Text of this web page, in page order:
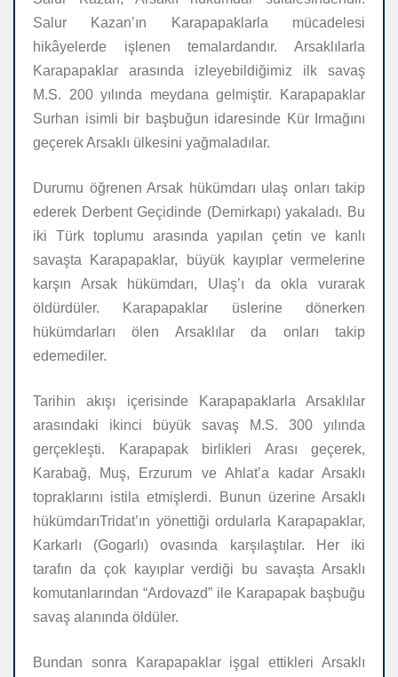
Salur Kazan’ın Karapapaklarla mücadelesi
hikâyelerde işlenen temalardandır. Arsaklılarla
Karapapaklar arasında izleyebildiğimiz ilk savaş
M.S. 200 yılında meydana gelmiştir. Karapapaklar
Surhan isimli bir başbuğun idaresinde Kür Irmağını
geçerek Arsaklı ülkesini yağmaladılar.
Durumu öğrenen Arsak hükümdarı ulaş onları takip
ederek Derbent Geçidinde (Demirkapı) yakaladı. Bu
iki Türk toplumu arasında yapılan çetin ve kanlı
savaşta Karapapaklar, büyük kayıplar vermelerine
karşın Arsak hükümdarı, Ulaş’ı da okla vurarak
öldürdüler. Karapapaklar üslerine dönerken
hükümdarları ölen Arsaklılar da onları takip
edemediler.
Tarihin akışı içerisinde Karapapaklarla Arsaklılar
arasındaki ikinci büyük savaş M.S. 300 yılında
gerçekleşti. Karapapak birlikleri Arası geçerek,
Karabağ, Muş, Erzurum ve Ahlat’a kadar Arsaklı
topraklarını istila etmişlerdi. Bunun üzerine Arsaklı
hükümdarıTridat’ın yönettiği ordularla Karapapaklar,
Karkarlı (Gogarlı) ovasında karşılaştılar. Her iki
tarafın da çok kayıplar verdiği bu savaşta Arsaklı
komutanlarından “Ardovazd” ile Karapapak başbuğu
savaş alanında öldüler.
Bundan sonra Karapapaklar işgal ettikleri Arsaklı